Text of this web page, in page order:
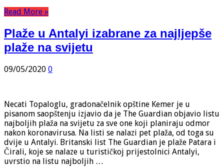
Read More »
Plaže u Antalyi izabrane za najljepše
plaže na svijetu
09/05/2020 0
Necati Topaloglu, gradonačelnik opštine Kemer je u
pisanom saopštenju izjavio da je The Guardian objavio listu
najboljih plaža na svijetu za sve one koji planiraju odmor
nakon koronavirusa. Na listi se nalazi pet plaža, od toga su
dvije u Antalyi. Britanski list The Guardian je plaže Patara i
Čirali, koje se nalaze u turističkoj prijestolnici Antalyi,
uvrstio na listu najboljih …